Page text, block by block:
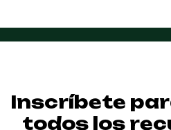
Inscríbete
todos los